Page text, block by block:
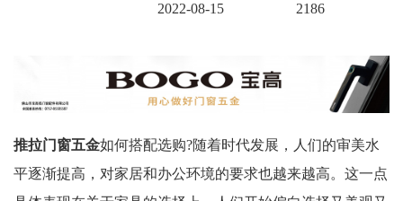
2022-08-15 2186
推拉门窗五金如何搭配选购?随着时代发展，人们的审美水
平逐渐提高，对家居和办公环境的要求也越来越高。这一点